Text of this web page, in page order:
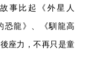
事比起《外星人
恐龍》、《馴龍高
座力，不再只是童